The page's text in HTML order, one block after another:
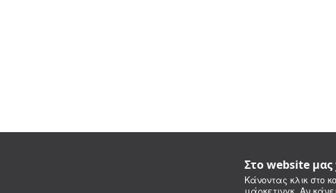
Στο website
Κάνοντας κλικ στο